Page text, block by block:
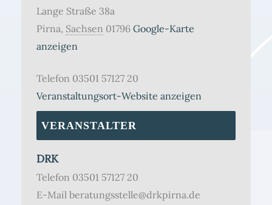
Lange Straße 38a
Pirna, Sachsen 01796 Google-Karte
anzeigen
Telefon 03501 57127 20
Veranstaltungsort-Website anzeigen
VERANSTALTER
DRK
Telefon 03501 57127 20
E-Mail beratungsstelle@drkpirna.de